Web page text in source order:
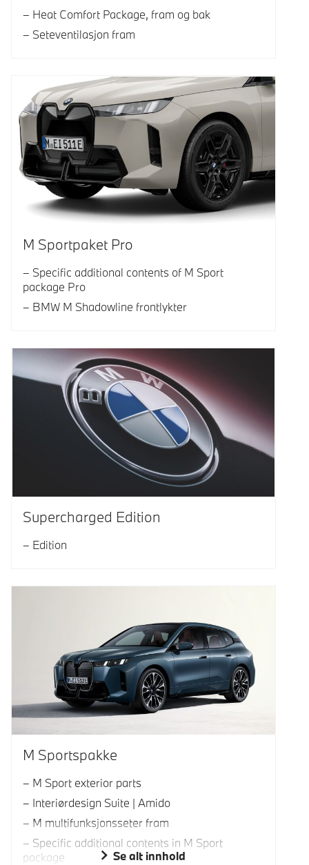
Heat Comfort Package, fram og bak
Seteventilasjon fram
M Sportpaket Pro
Specific additional contents of M Sport
package Pro
BMW M Shadowline frontlykter
Supercharged Edition
Edition
M Sportspakke
M Sport exterior parts
Interiørdesign Suite | Amido
M multifunksjonsseter fram
Specific additional contents in M Sport
package
Se alt innhold